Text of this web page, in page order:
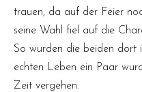
trauen, da auf der Feier
seine Wahl fiel auf die
So wurden die beiden dort
echten Leben ein Paar
Zeit vergehen.